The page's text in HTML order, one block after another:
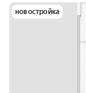
новостройка